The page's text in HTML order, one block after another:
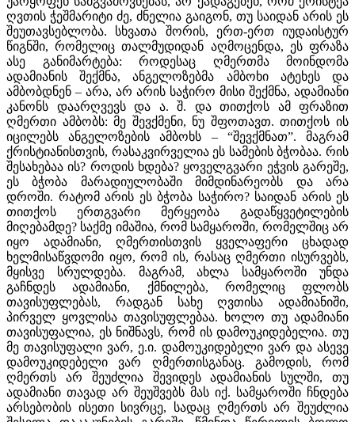
ღვთის ჭეშმარიტი ძე, ძნელია გაიგონ, თუ საიდან არის ეს
შეუთავსებლობა. სხვათა შორის, ერთ-ერთ იუდაისტურ
წიგნში, რომელიც თალმუდიდან აღმოცენდა, ეს ფრაზა
ასე განიმარტება: როდესაც ღმერთმა მოინდომა
ადამიანის შექმნა, ანგელოზებმა ამბოხი ატეხეს და
ამბობდნენ – არა, არ არის საჭირო მისი შექმნა, ადამიანი
კანონს დაარღვევს და ა. შ. და თითქოს ამ ფრაზით
ღმერთი ამბობს: მე შევქმენი, ნუ შფოთავთ. თითქოს ის
იცილებს ანგელოზების ამბოხს – “შევქმნათ”. მაგრამ
ქრისტიანისთვის, რასაკვირველია ეს სამების ბჭობაა. რის
შესახებაა ის? როდის ხდება? ყოველგვარი ეჭვის გარეშე,
ეს ბჭობა მარადიულობაში მიმდინარეობს და არა
დროში. რატომ არის ეს ბჭობა საჭირო? საიდან არის ეს
თითქოს ერთგვარი მერყეობა გადაწყვეტილების
მიღებამდე? საქმე იმაშია, რომ სამყაროში, რომელშიც არ
იყო ადამიანი, ღმერთისთვის ყველაფერი ცხადად
ხელმისაწვდომი იყო, რომ ის, რასაც ღმერთი ისურვებს,
მყისვე სრულდება. მაგრამ, ახლა სამყაროში უნდა
გაჩნდეს ადამიანი, ქმნილება, რომელიც ფლობს
თავისუფლებას, რადგან სახე ღვთისა ადამიანიში,
პირველ ყოვლისა თავისუფლებაა. ხოლო თუ ადამიანი
თავისუფალია, ეს ნიშნავს, რომ ის დამოუკიდებელია. თუ
მე თავისუფალი ვარ, ე.ი. დამოუკიდებელი ვარ და ასევე
დამოუკიდებელი ვარ ღმერთისგანაც. გამოდის, რომ
ღმერთს არ შეუძლია შევიდეს ადამიანის სულში, თუ
ადამიანი თავად არ შეუშვებს მას იქ. სამყაროში ჩნდება
არსებობის ისეთი სივრცე, სადაც ღმერთს არ შეუძლია